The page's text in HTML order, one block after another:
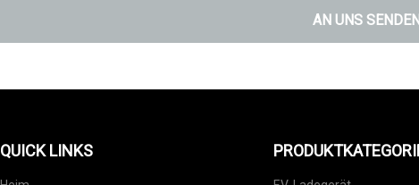
AN UNS
QUICK LINKS